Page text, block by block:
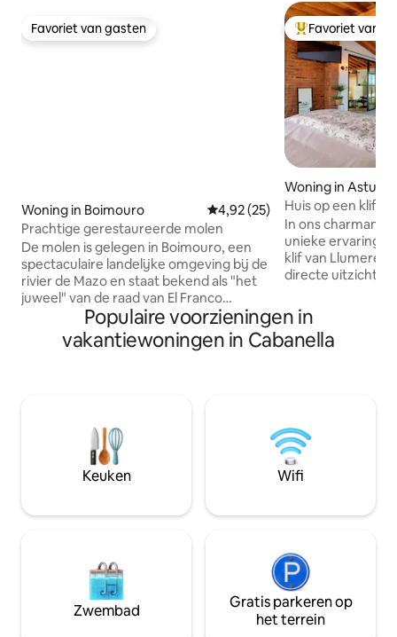
Favoriet van gasten
Favoriet van gasten
Woning in Boimouro Gemiddelde beoordeling van
4,92 (25)
Prachtige gerestaureerde molen
De molen is gelegen in Boimouro, een
spectaculaire landelijke omgeving bij de
rivier de Mazo en staat bekend als "het
juweel" van de raad van El Franco
(Asturias). De molen heeft een
capaciteit voor 6 personen: 2
slaapkamers en een loft, woonkamer
een 1300 m2 eigen tuin met 3
verschillende gebieden, een bomen en
bloementuin, een picknickplaats en een
solarium aan de bovenkant van het huis
Topfavoriet van
Favoriet van
Woning in
Huis op een klif
In ons charmante
unieke ervaring.
klif van
directe uitzichten
Vorstendom
ruime
keuken, twee
LamiCasina ligt
natuurlijke
Populaire voorzieningen in
vakantiewoningen in Cabanella
Keuken Wifi
Zwembad
Gratis parkeren op
het terrein